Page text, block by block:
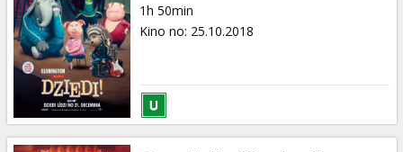
Dāvanu
kartes
Uzkodas
1h 50min
Kino no: 25.10.2018